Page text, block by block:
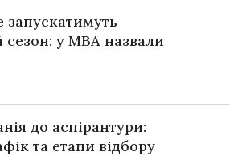
запускатимуть
у МВА назвали
до аспірантури:
та етапи відбору